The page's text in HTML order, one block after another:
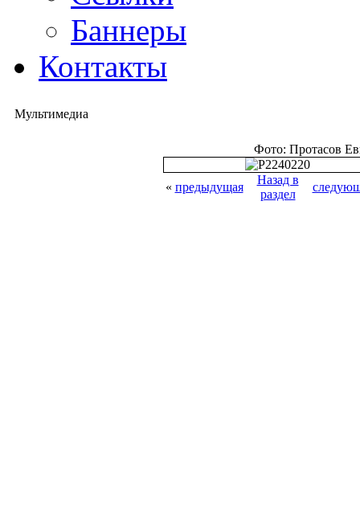
Баннеры
Контакты
Мультимедиа
Фото: Протасов
« предыдущая
Назад в
раздел